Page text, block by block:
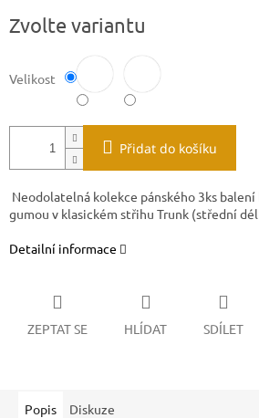
cena:
Zvolte variantu
Velikost
Přidat do košíku
Neodolatelná kolekce pánského 3ks balení
gumou v klasickém střihu Trunk (střední
Detailní informace
ZEPTAT SE HLÍDAT SDÍLET
Popis Diskuze